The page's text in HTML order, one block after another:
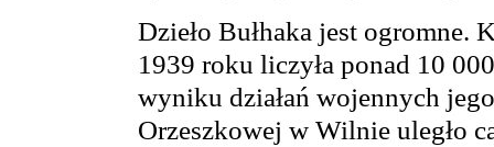
Dzieło Bułhaka jest ogromne.
1939 roku liczyła ponad 10
wyniku działań wojennych
Orzeszkowej w Wilnie uległo